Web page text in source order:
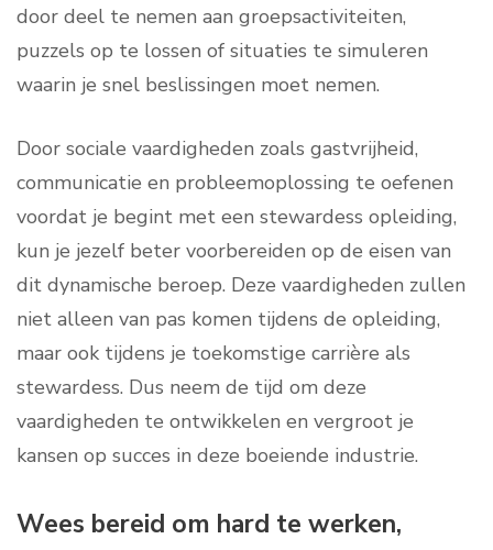
door deel te nemen aan groepsactiviteiten,
puzzels op te lossen of situaties te simuleren
waarin je snel beslissingen moet nemen.
Door sociale vaardigheden zoals gastvrijheid,
communicatie en probleemoplossing te oefenen
voordat je begint met een stewardess opleiding,
kun je jezelf beter voorbereiden op de eisen van
dit dynamische beroep. Deze vaardigheden zullen
niet alleen van pas komen tijdens de opleiding,
maar ook tijdens je toekomstige carrière als
stewardess. Dus neem de tijd om deze
vaardigheden te ontwikkelen en vergroot je
kansen op succes in deze boeiende industrie.
Wees bereid om hard te werken,